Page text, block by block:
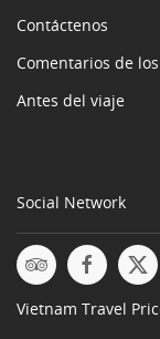
Contáctenos
Comentarios de
Antes del viaje
Social Network
Vietnam Travel